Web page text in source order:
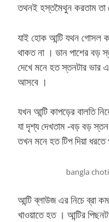
তথনই হস্তমৈথুন করতাম তা
যাই হোক আন্টি যথন গোসল
থাকত না । ডান পাশের বড়
দেখে মনে হত স্তনটার ভার
আসবে ।
যখন আন্টি কাপড়ের বালতি
যা দৃশ্য দেখতাম -বড় বড়
তখন মনে হত টিপ দিয়া ধরতে
bangla
আন্টি ব্লাউজ এর নিচে ব্রা
খাওয়াতে হত । আন্টির